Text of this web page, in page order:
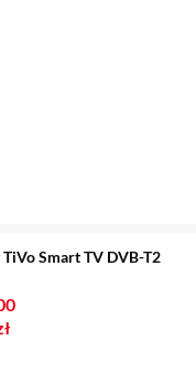
Smart TV DVB-T2
zł